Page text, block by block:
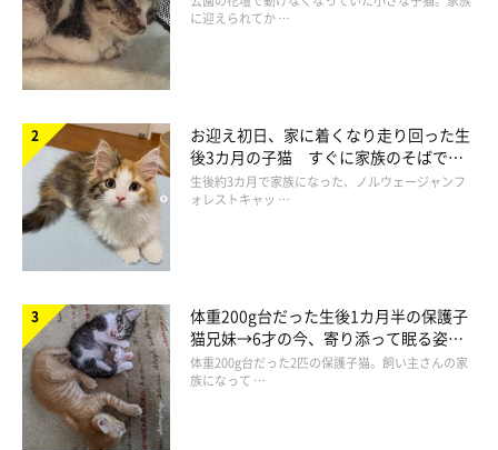
に迎えられてか …
お迎え初日、家に着くなり走り回った生
後3カ月の子猫 すぐに家族のそばで落
ち着く姿に「迎えてよかった」
生後約3カ月で家族になった、ノルウェージャンフ
ォレストキャッ …
体重200g台だった生後1カ月半の保護子
猫兄妹→6才の今、寄り添って眠る姿に
ほっこり！
体重200g台だった2匹の保護子猫。飼い主さんの家
族になって …